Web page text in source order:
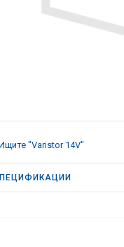
"Varistor 14V"